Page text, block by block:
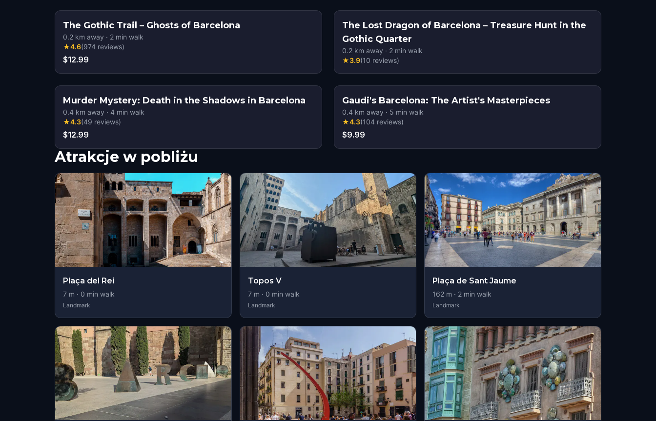
The Gothic Trail – Ghosts of Barcelona
0.2 km away · 2 min walk
★4.6(974 reviews)
$12.99
The Lost Dragon of Barcelona – Treasure Hunt in the
Gothic Quarter
0.2 km away · 2 min walk
★3.9(10 reviews)
Murder Mystery: Death in the Shadows in Barcelona
0.4 km away · 4 min walk
★4.3(49 reviews)
$12.99
Gaudi's Barcelona: The Artist's Masterpieces
0.4 km away · 5 min walk
★4.3(104 reviews)
$9.99
Atrakcje w pobliżu
Plaça del Rei
7 m · 0 min walk
Landmark
Topos V
7m · 0 min walk
Landmark
Plaça de Sant Jaume
162 m · 2 min walk
Landmark